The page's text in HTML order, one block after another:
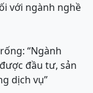
với ngành nghề
“Ngành
đầu tư, sản
dịch vụ”